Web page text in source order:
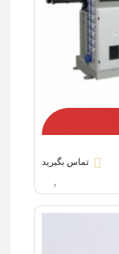
تماس بگیرید